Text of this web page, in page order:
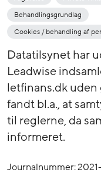
Behandlingsgrundlag
Cookies / behandling af
Datatilsynet har
Leadwise
letfinans.dk
fandt bl.a., at
til reglerne, da
informeret.
Journalnummer: